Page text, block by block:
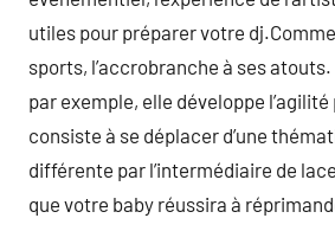
utiles pour préparer votre
sports, l’accrobranche à ses
par exemple, elle développe
consiste à se déplacer d’une
différente par l’intermédiaire de
que votre baby réussira à